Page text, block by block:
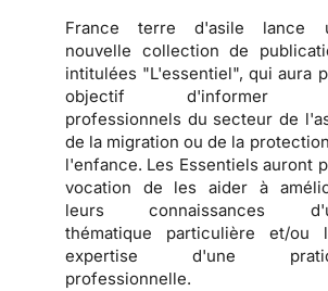
France terre d'asile lance
nouvelle collection de
intitulées "L'essentiel", qui aura
objectif d'informer
professionnels du secteur de
de la migration ou de la
l'enfance. Les Essentiels auront
vocation de les aider à
leurs connaissances
thématique particulière et/ou
expertise d'une
professionnelle.